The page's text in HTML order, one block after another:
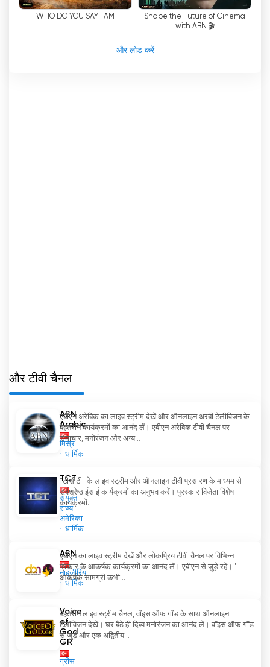
कराना है।
मसीह के सुसमाचार का प्रसार करने के लिए प्रतिबद्ध है। एक गैर-
WHO DO YOU SAY I AM
Shape the Future of Cinema
with ABN 🎬
और लोड करें
और टीवी चैनल
ABN
Arabic
मिस्र
धार्मिक
एबीएन अरेबिक का लाइव स्ट्रीम देखें और ऑनलाइन अरबी टेलीविजन के
बेहतरीन कार्यक्रमों का आनंद लें। एबीएन अरेबिक टीवी चैनल पर
समाचार, मनोरंजन और अन्य...
TCT
संयुक्त
राज्य
अमेरिका
धार्मिक
"टीसीटी" के लाइव स्ट्रीम और ऑनलाइन टीवी प्रसारण के माध्यम से
सर्वश्रेष्ठ ईसाई कार्यक्रमों का अनुभव करें। पुरस्कार विजेता विशेष
कार्यक्रमों...
ABN
नाइजीरिया
धार्मिक
एबीएन का लाइव स्ट्रीम देखें और लोकप्रिय टीवी चैनल पर विभिन्न
प्रकार के आकर्षक कार्यक्रमों का आनंद लें। एबीएन से जुड़े रहें। '
आकर्षक सामग्री कभी...
Voice
of
God
GR
ग्रीस
बेहतरीन लाइव स्ट्रीम चैनल, वॉइस ऑफ गॉड के साथ ऑनलाइन
टेलीविजन देखें। घर बैठे ही दिव्य मनोरंजन का आनंद लें। वॉइस ऑफ गॉड
से जुड़ें और एक अद्वितीय...